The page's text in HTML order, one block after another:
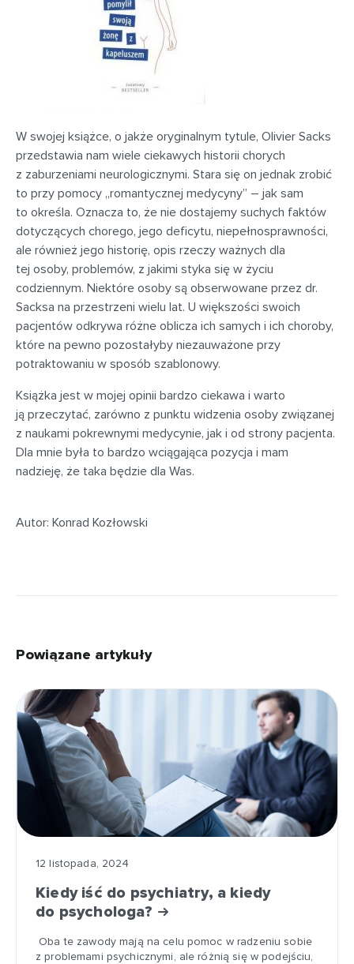
W swojej książce, o jakże oryginalnym tytule, Olivier Sacks
przedstawia nam wiele ciekawych historii chorych
z zaburzeniami neurologicznymi. Stara się on jednak zrobić
to przy pomocy „romantycznej medycyny” – jak sam
to określa. Oznacza to, że nie dostajemy suchych faktów
dotyczących chorego, jego deficytu, niepełnosprawności,
ale również jego historię, opis rzeczy ważnych dla
tej osoby, problemów, z jakimi styka się w życiu
codziennym. Niektóre osoby są obserwowane przez dr.
Sacksa na przestrzeni wielu lat. U większości swoich
pacjentów odkrywa różne oblicza ich samych i ich choroby,
które na pewno pozostałyby niezauważone przy
potraktowaniu w sposób szablonowy.
Książka jest w mojej opinii bardzo ciekawa i warto
ją przeczytać, zarówno z punktu widzenia osoby związanej
z naukami pokrewnymi medycynie, jak i od strony pacjenta.
Dla mnie była to bardzo wciągająca pozycja i mam
nadzieję, że taka będzie dla Was.
Autor: Konrad Kozłowski
Powiązane artykuły
12 listopada, 2024
Kiedy iść do psychiatry, a kiedy
do psychologa?
Oba te zawody mają na celu pomoc w radzeniu sobie
z problemami psychicznymi, ale różnią się w podejściu,